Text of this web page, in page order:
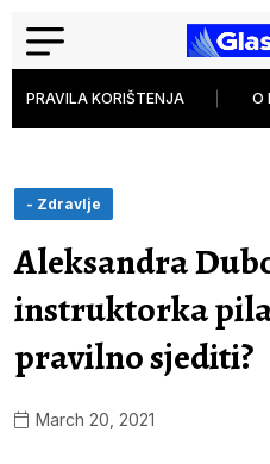
PRAVILA KORIŠTENJA O
- Zdravlje
Aleksandra
instruktorka
pravilno sjediti?
March 20, 2021